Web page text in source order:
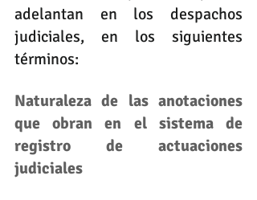
adelantan en los despachos
judiciales, en los siguientes
términos:
Naturaleza de las anotaciones
que obran en el sistema de
registro de actuaciones
judiciales